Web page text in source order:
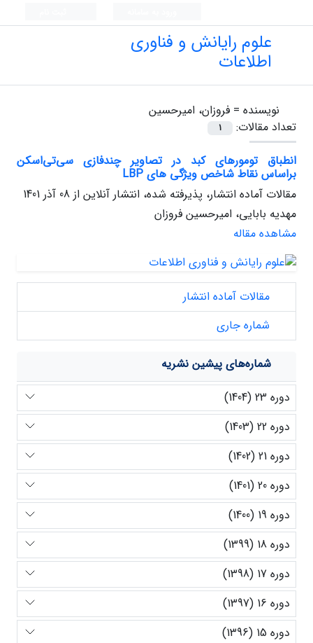
علوم رایانش و فناوری
اطلاعات
نویسنده = فروزان، امیرحسین
تعداد مقالات:
1
انطباق تومورهای کبد در تصاویر چندفازی سی‌تی‌اسکن
براساس نقاط شاخص ویژگی های LBP
مقالات آماده انتشار، پذیرفته شده، انتشار آنلاین از 08 آذر 1401
مهدیه بابایی، امیرحسین فروزان
مشاهده مقاله
مقالات آماده انتشار
شماره جاری
شماره‌های پیشین نشریه
دوره 23 (1404)
دوره 22 (1403)
دوره 21 (1402)
دوره 20 (1401)
دوره 19 (1400)
دوره 18 (1399)
دوره 17 (1398)
دوره 16 (1397)
دوره 15 (1396)